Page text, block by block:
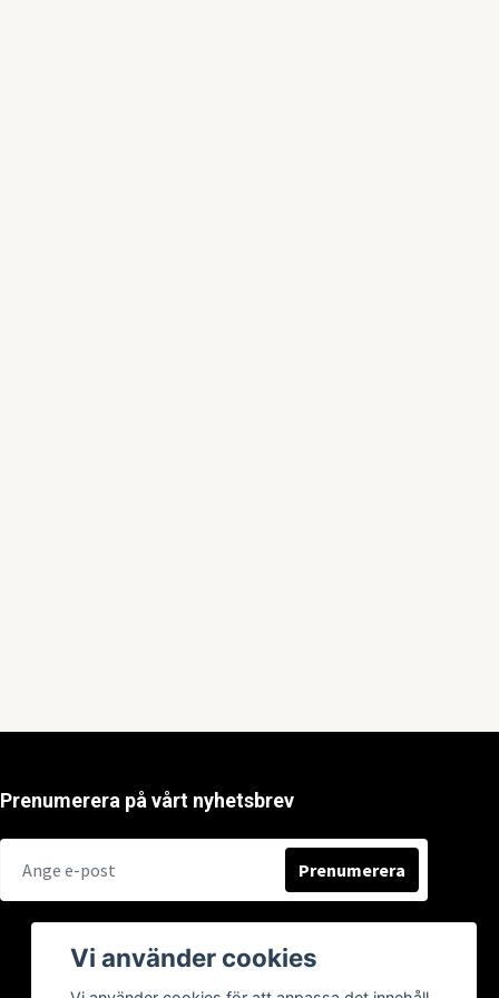
Prenumerera på vårt nyhetsbrev
Prenumerera
Vi använder cookies